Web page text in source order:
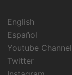
English
Español
Youtube Channel
Twitter